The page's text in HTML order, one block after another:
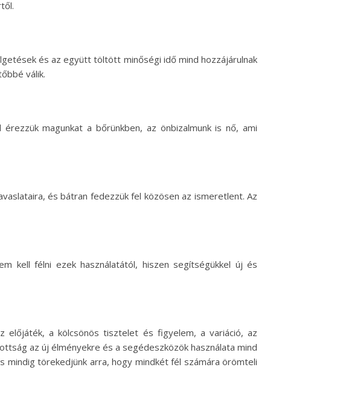
és az együtt töltött minőségi idő mind hozzájárulnak
válik.
magunkat a bőrünkben, az önbizalmunk is nő, ami
és bátran fedezzük fel közösen az ismeretlent. Az
kell félni ezek használatától, hiszen segítségükkel új és
előjáték, a kölcsönös tisztelet és figyelem, a variáció, az
az új élményekre és a segédeszközök használata mind
mindig törekedjünk arra, hogy mindkét fél számára örömteli